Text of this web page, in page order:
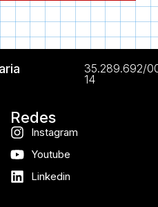
35.289.692/
14
Redes
Instagram
Youtube
Linkedin